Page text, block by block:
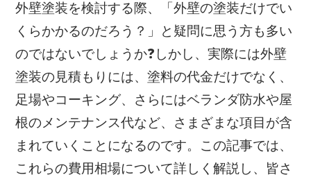
外壁塗装を検討する際、「外壁の塗装だけでい
くらかかるのだろう？」と疑問に思う方も多い
のではないでしょうか❓しかし、実際には外壁
塗装の見積もりには、塗料の代金だけでなく、
足場やコーキング、さらにはベランダ防水や屋
根のメンテナンス代など、さまざまな項目が含
まれていくことになるのです。この記事では、
これらの費用相場について詳しく解説し、皆さ